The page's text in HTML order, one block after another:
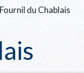
du Chablais